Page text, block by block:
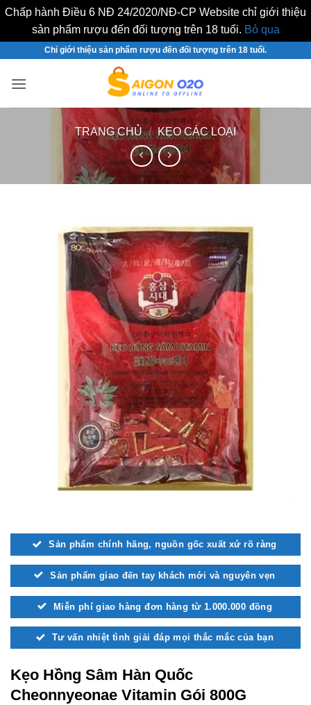
Chấp hành Điều 6 NĐ 24/2020/NĐ-CP Website chỉ giới thiệu
sản phẩm rượu đến đối tượng trên 18 tuổi. Bỏ qua
nội
Chỉ giới thiệu sản phẩm rượu đến đối tượng trên 18 tuổi.
TRANG CHỦ / KẸO CÁC LOẠI
Sản phẩm chính hãng, nguồn gốc xuất xứ rõ ràng
Sản phẩm giao đến tay khách mới và nguyên vẹn
Miễn phí giao hàng đơn hàng từ 1.000.000 đồng
Tư vấn nhiệt tình giải đáp mọi thắc mắc của bạn
Kẹo Hồng Sâm Hàn Quốc
Cheonnyeonae Vitamin Gói 800G